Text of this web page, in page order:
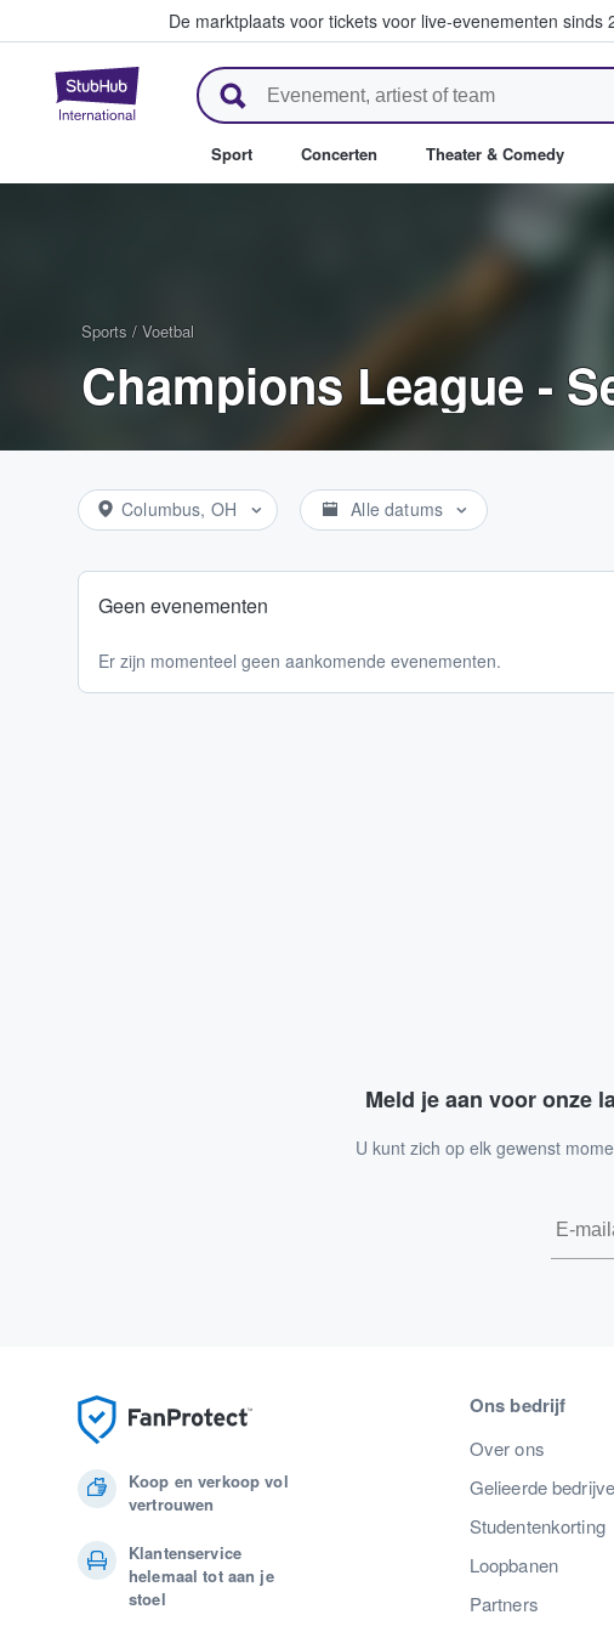
De marktplaats voor tickets voor live-evenementen sinds
StubHub: waar fans tickets kopen en
Sport Concerten Theater & Comedy
Sports / Voetbal
Champions League -
Columbus, OH Alle datums
Geen evenementen
Er zijn momenteel geen aankomende evenementen.
Meld je aan voor onze
U kunt zich op elk gewenst
Koop en verkoop vol
vertrouwen
Klantenservice
helemaal tot aan je
stoel
Ons bedrijf
Over ons
Gelieerde
Studentenkorting
Loopbanen
Partners